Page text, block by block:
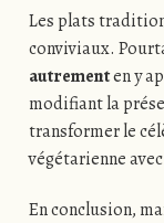
Les plats
conviviaux.
autrementen y
modifiant la
transformer le
végétarienne
En conclusion,